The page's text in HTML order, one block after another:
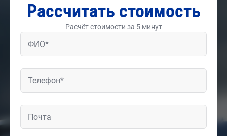
Рассчитать стоимость
Расчёт стоимости за 5 минут